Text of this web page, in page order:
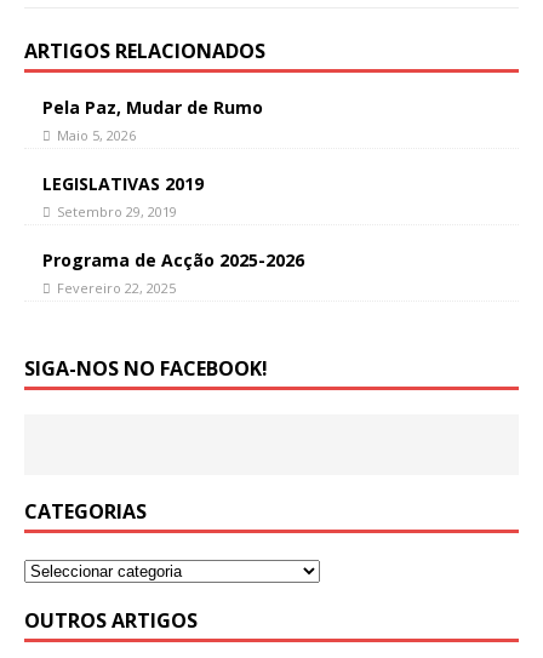
ARTIGOS RELACIONADOS
Pela Paz, Mudar de Rumo
Maio 5, 2026
LEGISLATIVAS 2019
Setembro 29, 2019
Programa de Acção 2025-2026
Fevereiro 22, 2025
SIGA-NOS NO FACEBOOK!
CATEGORIAS
OUTROS ARTIGOS